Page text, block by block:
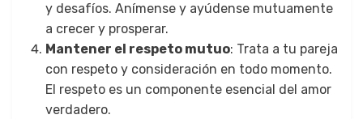
y desafíos. Anímense y ayúdense mutuamente
a crecer y prosperar.
Mantener el respeto mutuo: Trata a tu pareja
con respeto y consideración en todo momento.
El respeto es un componente esencial del amor
verdadero.